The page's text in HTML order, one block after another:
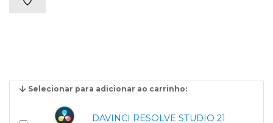
Selecionar para adicionar ao carrinho:
DAVINCI RESOLVE STUDIO 21